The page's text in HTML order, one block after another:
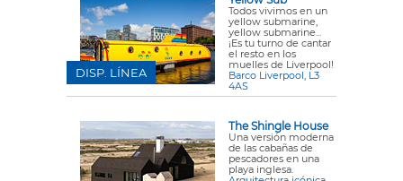
Todos vivimos en un
yellow submarine,
yellow submarine...
¡Es tu turno de cantar
el resto en los
muelles de Liverpool!
Barco Liverpool, L3
4AS
DISP. LÍNEA
The Shingle House
Una versión moderna
de las cabañas de
pescadores en una
playa inglesa.